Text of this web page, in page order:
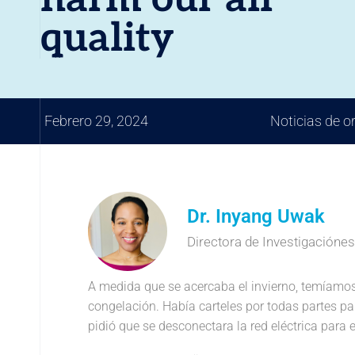
quality
Febrero 29, 2024 Noticias de
Dr. Inyang Uwak
Directora de
A medida que se acercaba el invierno,
congelación. Había carteles por todas partes
pidió que se desconectara la red eléctrica para